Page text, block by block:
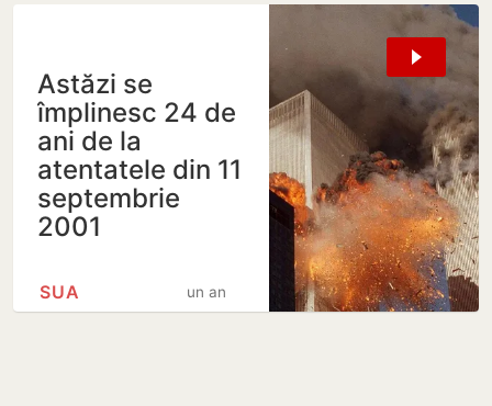
Astăzi se
împlinesc 24 de
ani de la
atentatele din 11
septembrie
2001
un an
SUA